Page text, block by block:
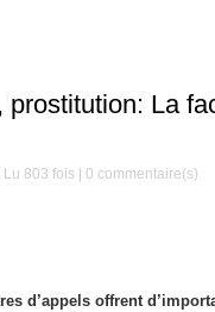
La
Lu 803 fois |0 commentaire(s)
d’appels offrent